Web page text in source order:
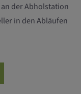
der Abholstation
in den Abläufen